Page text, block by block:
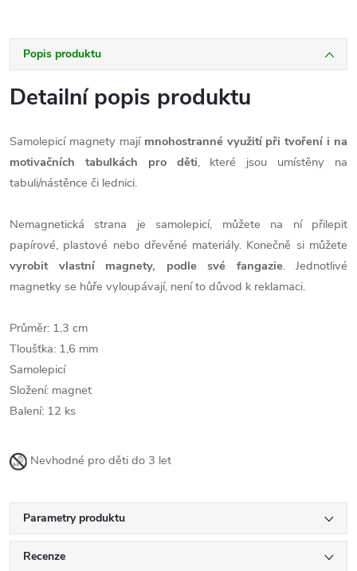
Popis produktu
Detailní popis produktu
Samolepicí magnety mají mnohostranné využití při tvoření i na
motivačních tabulkách pro děti, které jsou umístěny na
tabuli/nástěnce či lednici.
Nemagnetická strana je samolepicí, můžete na ní přilepit
papírové, plastové nebo dřevěné materiály. Konečně si můžete
vyrobit vlastní magnety, podle své fangazie. Jednotlivé
magnetky se hůře vyloupávají, není to důvod k reklamaci.
Průměr: 1,3 cm
Tloušťka: 1,6 mm
Samolepicí
Složení: magnet
Balení: 12 ks
Nevhodné pro děti do 3 let
Parametry produktu
Recenze